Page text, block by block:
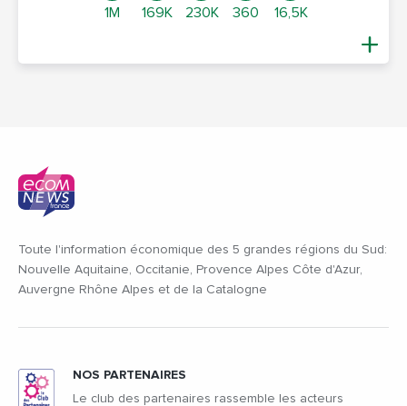
1M 169K 230K 360 16,5K
Toute l'information économique des 5 grandes régions du Sud:
Nouvelle Aquitaine, Occitanie, Provence Alpes Côte d'Azur,
Auvergne Rhône Alpes et de la Catalogne
NOS PARTENAIRES
Le club des partenaires rassemble les acteurs